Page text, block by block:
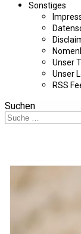
Sonstiges
Unser
Unser
RSS
Suchen